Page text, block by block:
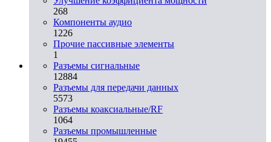
268
Компоненты аудио
1226
Прочие пассивные элементы
1
Разъeмы сигнальные
12884
Разъeмы для передачи данных
5573
Разъeмы коаксиальные/RF
1064
Разъeмы промышленные